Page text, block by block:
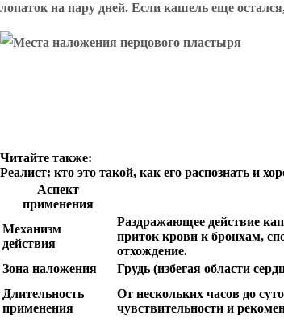
лопаток на пару дней. Если кашель еще
Читайте также:
Реалист: кто это такой, как его распознать и
Аспект
применения
Механизм
действия
Раздражающее действие
приток крови к бронхам,
отхождение.
Зона наложения
Грудь (избегая области
Длительность
применения
От нескольких часов до
чувствительности и